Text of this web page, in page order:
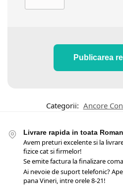
Publicarea
Categorii: Ancore
Livrare rapida in toata
Avem preturi excelente si la
fizice cat si firmelor!
Se emite factura la finalizare
Ai nevoie de suport telefonic?
pana Vineri, intre orele 8-21!